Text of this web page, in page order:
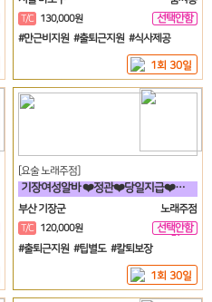
T/C 130,000원
선택안함
일
#만근비지원 #출퇴근지원 #식사제공
1회 30일
[요술 노래주점]
기장여성알바 ❤️정관❤️당일지급❤️고정아가씨구해요❤️
부산 기장군
노래주점
T/C 120,000원
선택안함
일
#출퇴근지원 #팁별도 #칼퇴보장
1회 30일